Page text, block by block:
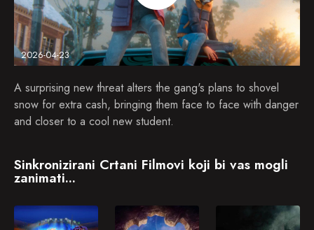
2026-04-23
A surprising new threat alters the gang's plans to shovel
snow for extra cash, bringing them face to face with danger
and closer to a cool new student.
Sinkronizirani Crtani Filmovi koji bi vas mogli
zanimati...